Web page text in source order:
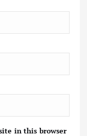
in this browser